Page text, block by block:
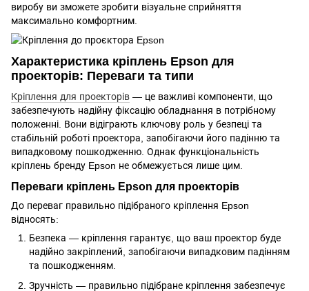
виробу ви зможете зробити візуальне сприйняття
максимально комфортним.
Характеристика кріплень Epson для
проекторів: Переваги та типи
Кріплення для проекторів — це важливі компоненти, що
забезпечують надійну фіксацію обладнання в потрібному
положенні. Вони відіграють ключову роль у безпеці та
стабільній роботі проектора, запобігаючи його падінню та
випадковому пошкодженню. Однак функціональність
кріплень бренду Epson не обмежується лише цим.
Переваги кріплень Epson для проекторів
До переваг правильно підібраного кріплення Epson
відносять:
Безпека — кріплення гарантує, що ваш проектор буде
надійно закріплений, запобігаючи випадковим падінням
та пошкодженням.
Зручність — правильно підібране кріплення забезпечує